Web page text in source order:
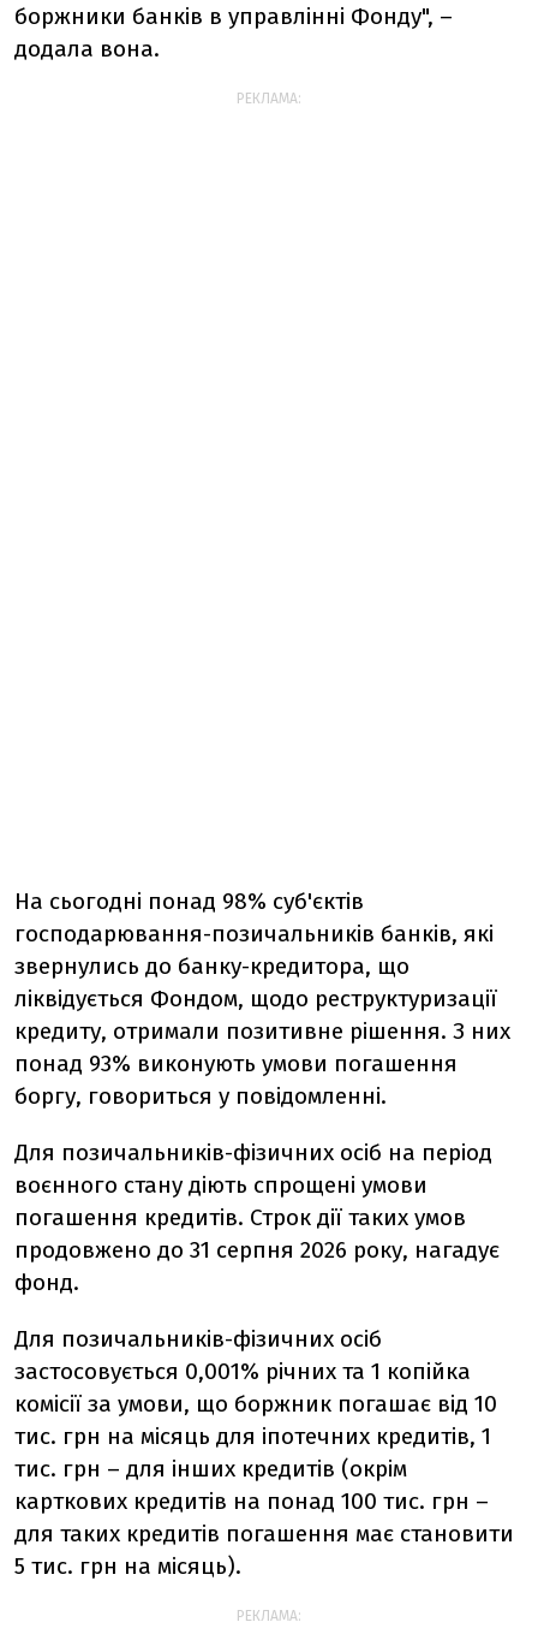
боржники банків в управлінні Фонду", –
додала вона.
РЕКЛАМА:
На сьогодні понад 98% суб'єктів
господарювання-позичальників банків, які
звернулись до банку-кредитора, що
ліквідується Фондом, щодо реструктуризації
кредиту, отримали позитивне рішення. З них
понад 93% виконують умови погашення
боргу, говориться у повідомленні.
Для позичальників-фізичних осіб на період
воєнного стану діють спрощені умови
погашення кредитів. Строк дії таких умов
продовжено до 31 серпня 2026 року, нагадує
фонд.
Для позичальників-фізичних осіб
застосовується 0,001% річних та 1 копійка
комісії за умови, що боржник погашає від 10
тис. грн на місяць для іпотечних кредитів, 1
тис. грн – для інших кредитів (окрім
карткових кредитів на понад 100 тис. грн –
для таких кредитів погашення має становити
5 тис. грн на місяць).
РЕКЛАМА: